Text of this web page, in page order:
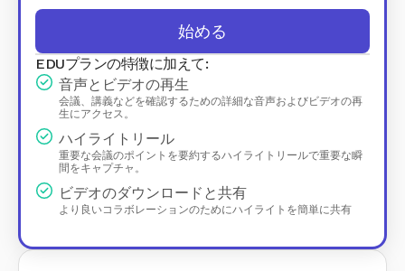
始める
EDUプランの特徴に加えて:
音声とビデオの再生
会議、講義などを確認するための詳細な音声およびビデオの再
生にアクセス。
ハイライトリール
重要な会議のポイントを要約するハイライトリールで重要な瞬
間をキャプチャ。
ビデオのダウンロードと共有
より良いコラボレーションのためにハイライトを簡単に共有